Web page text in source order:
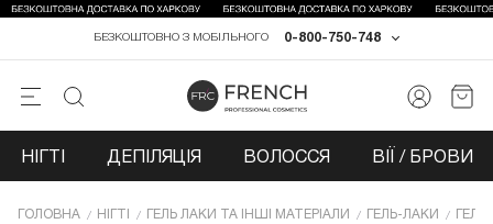
0-800-750-748
БЕЗКОШТОВНО З МОБІЛЬНОГО
НІГТІ ДЕПІЛЯЦІЯ ВОЛОССЯ ВІЇ / БРОВИ
ГОЛОВНА НІГТІ ГЕЛЬ ЛАКИ ТА ІНШІ МАТЕРІАЛИ ГЕЛЬ-ЛАКИ